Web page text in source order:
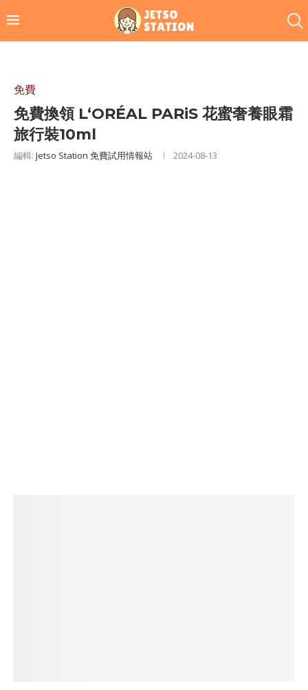
免費
免費換領 L‘ORÉAL PARiS 花蜜奢養眼霜
旅行裝10ml
編輯: Jetso Station 免費試用情報站 2024-08-13